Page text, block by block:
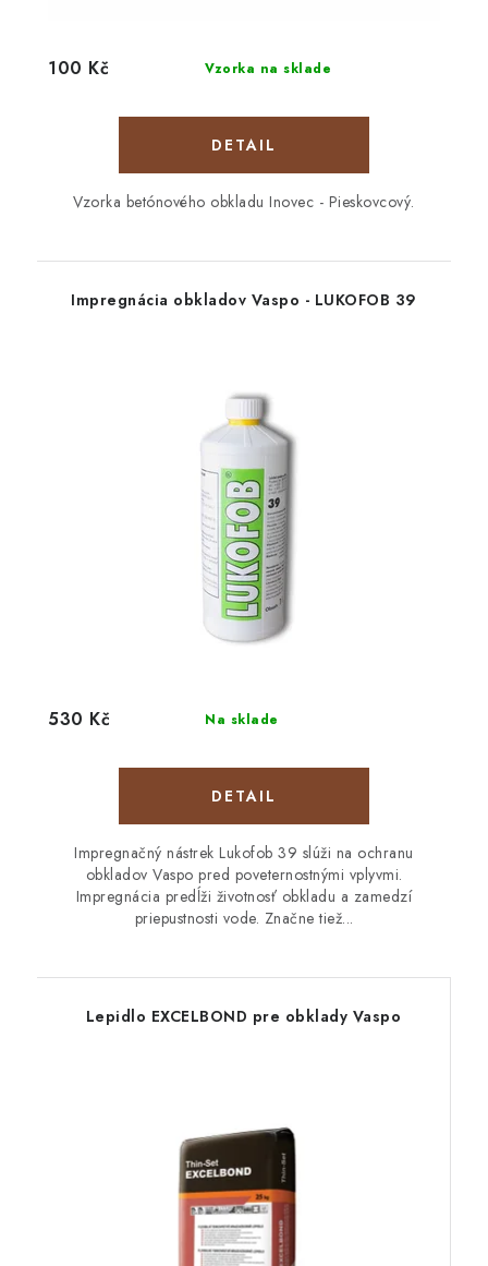
Vzorka na sklade
100 Kč
DETAIL
Vzorka betónového obkladu Inovec - Pieskovcový.
Impregnácia obkladov Vaspo - LUKOFOB 39
Na sklade
530 Kč
DETAIL
Impregnačný nástrek Lukofob 39 slúži na ochranu
obkladov Vaspo pred poveternostnými vplyvmi.
Impregnácia predĺži životnosť obkladu a zamedzí
priepustnosti vode. Značne tiež...
Lepidlo EXCELBOND pre obklady Vaspo